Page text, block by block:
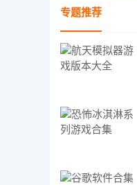
专题推荐